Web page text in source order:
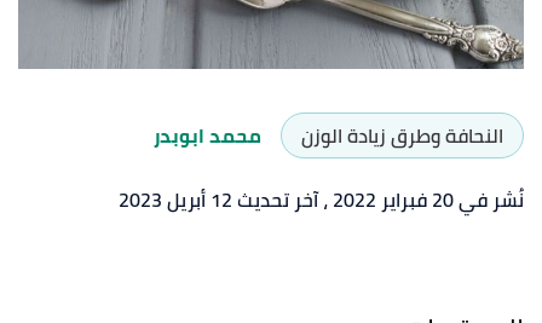
النحافة وطرق زيادة الوزن
محمد ابوبدر
نُشر في 20 فبراير 2022
، آخر تحديث 12 أبريل 2023